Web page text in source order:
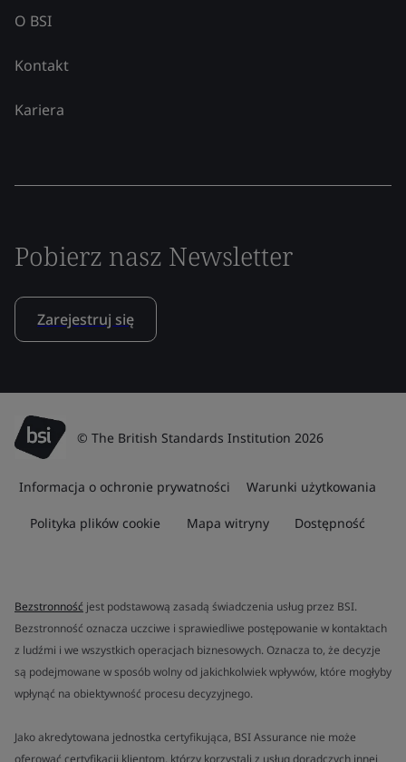
O BSI
Kontakt
Kariera
Pobierz nasz Newsletter
Zarejestruj się
© The British Standards Institution 2026
Informacja o ochronie prywatności Warunki użytkowania
Polityka plików cookie Mapa witryny Dostępność
Bezstronność jest podstawową zasadą świadczenia usług przez BSI.
Bezstronność oznacza uczciwe i sprawiedliwe postępowanie w kontaktach
z ludźmi i we wszystkich operacjach biznesowych. Oznacza to, że decyzje
są podejmowane w sposób wolny od jakichkolwiek wpływów, które mogłyby
wpłynąć na obiektywność procesu decyzyjnego.
Jako akredytowana jednostka certyfikująca, BSI Assurance nie może
oferować certyfikacji klientom, którzy korzystali z usług doradczych innej